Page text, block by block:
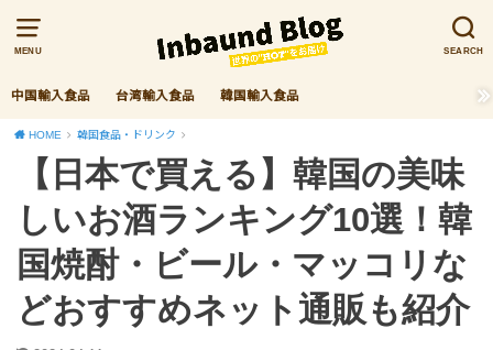
MENU SEARCH
中国輸入食品 台湾輸入食品 韓国輸入食品
HOME 韓国食品・ドリンク
【日本で買える】韓国の美味
しいお酒ランキング10選！韓
国焼酎・ビール・マッコリな
どおすすめネット通販も紹介